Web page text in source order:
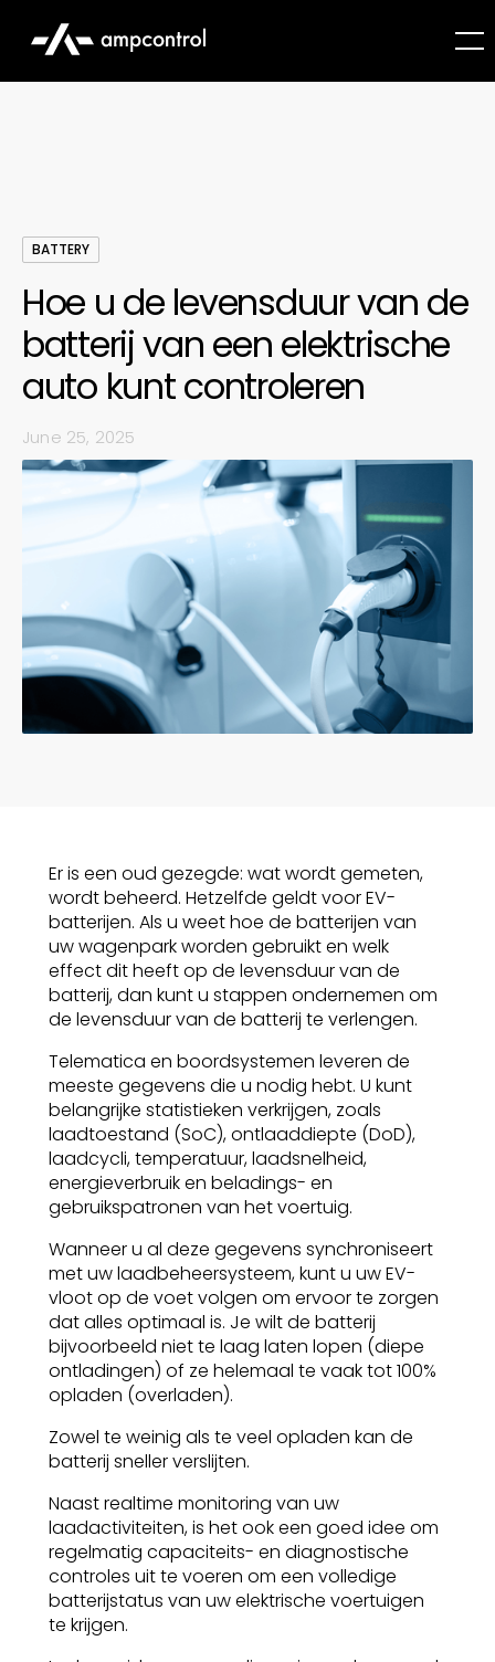
BATTERY
Hoe u de levensduur van de
batterij van een elektrische
auto kunt controleren
June 25, 2025
Er is een oud gezegde: wat wordt gemeten,
wordt beheerd. Hetzelfde geldt voor EV-
batterijen. Als u weet hoe de batterijen van
uw wagenpark worden gebruikt en welk
effect dit heeft op de levensduur van de
batterij, dan kunt u stappen ondernemen om
de levensduur van de batterij te verlengen.
Telematica en boordsystemen leveren de
meeste gegevens die u nodig hebt. U kunt
belangrijke statistieken verkrijgen, zoals
laadtoestand (SoC), ontlaaddiepte (DoD),
laadcycli, temperatuur, laadsnelheid,
energieverbruik en beladings- en
gebruikspatronen van het voertuig.
Wanneer u al deze gegevens synchroniseert
met uw laadbeheersysteem, kunt u uw EV-
vloot op de voet volgen om ervoor te zorgen
dat alles optimaal is. Je wilt de batterij
bijvoorbeeld niet te laag laten lopen (diepe
ontladingen) of ze helemaal te vaak tot 100%
opladen (overladen).
Zowel te weinig als te veel opladen kan de
batterij sneller verslijten.
Naast realtime monitoring van uw
laadactiviteiten, is het ook een goed idee om
regelmatig capaciteits- en diagnostische
controles uit te voeren om een volledige
batterijstatus van uw elektrische voertuigen
te krijgen.